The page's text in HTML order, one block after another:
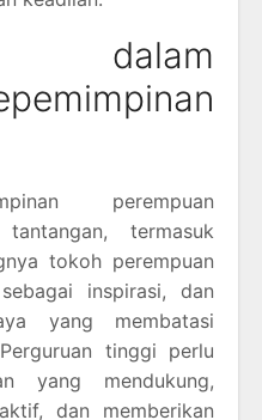
dalam
perempuan
termasuk
tokoh perempuan
inspirasi, dan
yang membatasi
tinggi perlu
yang mendukung,
dan memberikan